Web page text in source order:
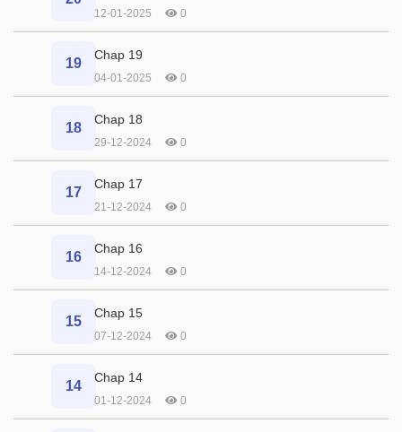
12-01-2025 0
19
Chap 19
04-01-2025 0
18
Chap 18
29-12-2024 0
17
Chap 17
21-12-2024 0
16
Chap 16
14-12-2024 0
15
Chap 15
07-12-2024 0
14
Chap 14
01-12-2024 0